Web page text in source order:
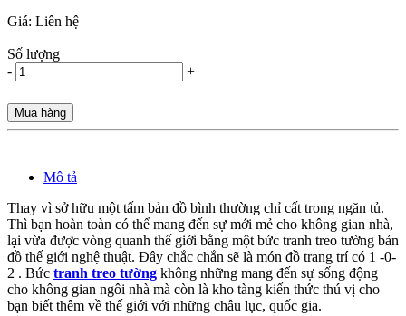
Giá: Liên hệ
Số lượng
-
+
Mua hàng
Mô tả
Thay vì sở hữu một tấm bản đồ bình thường chỉ cất trong ngăn tủ.
Thì bạn hoàn toàn có thể mang đến sự mới mẻ cho không gian nhà,
lại vừa được vòng quanh thế giới bằng một bức tranh treo tường bản
đồ thế giới nghệ thuật. Đây chắc chắn sẽ là món đồ trang trí có 1 -0-
2 . Bức tranh treo tường không những mang đến sự sống động
cho không gian ngôi nhà mà còn là kho tàng kiến thức thú vị cho
bạn biết thêm về thế giới với những châu lục, quốc gia.